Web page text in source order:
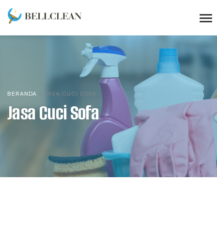
BERANDA JASA CUCI SOFA
Jasa Cuci Sofa